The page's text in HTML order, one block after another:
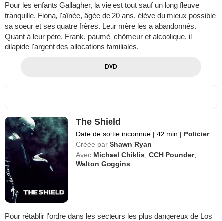
Pour les enfants Gallagher, la vie est tout sauf un long fleuve
tranquille. Fiona, l'aînée, âgée de 20 ans, élève du mieux possible
sa soeur et ses quatre frères. Leur mère les a abandonnés.
Quant à leur père, Frank, paumé, chômeur et alcoolique, il
dilapide l'argent des allocations familiales.
DVD
The Shield
Date de sortie inconnue | 42 min | Policier
Créée par Shawn Ryan
Avec Michael Chiklis ,CCH Pounder,
Walton Goggins
Pour rétablir l'ordre dans les secteurs les plus dangereux de Los